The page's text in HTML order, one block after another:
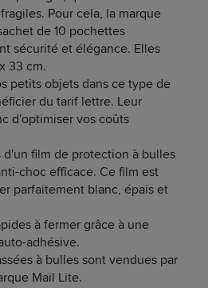
Pour cela, la marque
de 10 pochettes
sécurité et élégance. Elles
33 cm.
petits objets dans ce type de
du tarif lettre. Leur
d'optimiser vos coûts
d'un film de protection à bulles
choc efficace. Ce film est
parfaitement blanc, épais et
à fermer grâce à une
adhésive.
à bulles sont vendues par
Mail Lite.